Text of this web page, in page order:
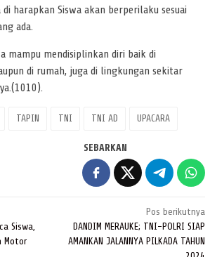
harapkan Siswa akan berperilaku sesuai
ada.
mampu mendisiplinkan diri baik di
di rumah, juga di lingkungan sekitar
TAPIN TNI TNI AD UPACARA
SEBARKAN
Siswa,
Motor
Pos berikutnya
DANDIM MERAUKE; TNI-POLRI SIAP
AMANKAN JALANNYA PILKADA TAHUN